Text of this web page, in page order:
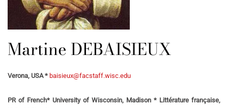
Martine DEBAISIEUX
Verona, USA * baisieux@facstaff.wisc.edu
PR of French* University of Wisconsin, Madison * Littérature française,